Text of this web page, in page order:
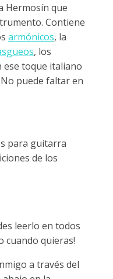
Hermosín que
Contiene
armónicos, la
, los
toque italiano
puede faltar en
para guitarra
de los
leerlo en todos
cuando quieras!
a través del